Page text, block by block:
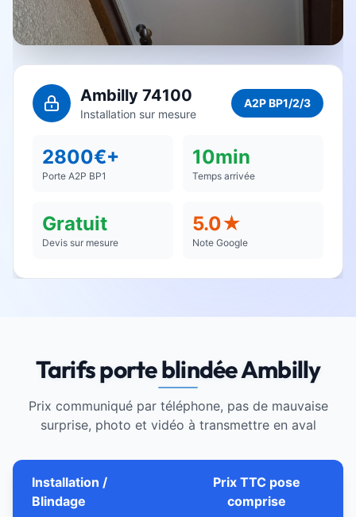
Ambilly 74100
Installation sur mesure
A2P BP1/2/3
2800€+
Porte A2P BP1
10min
Temps arrivée
Gratuit
Devis sur mesure
5.0★
Note Google
Tarifs porte blindée Ambilly
Prix communiqué par téléphone, pas de mauvaise
surprise, photo et vidéo à transmettre en aval
Installation /
Blindage
Prix TTC pose
comprise